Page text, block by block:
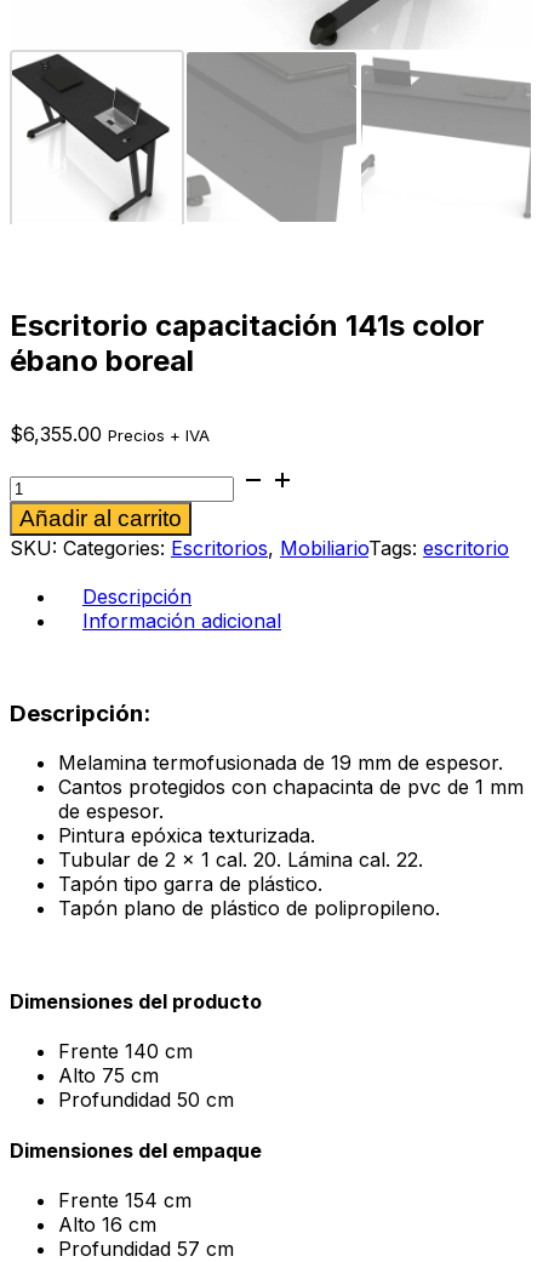
Escritorio capacitación 141s color
ébano boreal
$6,355.00 Precios + IVA
Escritorio
capacitación
141s
color
ébano
cantidad
Añadir al carrito
SKU: Categories: Escritorios, MobiliarioTags: escritorio
Descripción
Información adicional
Descripción:
Melamina termofusionada de 19 mm de espesor.
Cantos protegidos con chapacinta de pvc de 1 mm
de espesor.
Pintura epóxica texturizada.
Tubular de 2 x 1 cal. 20. Lámina cal. 22.
Tapón tipo garra de plástico.
Tapón plano de plástico de polipropileno.
Dimensiones del producto
Frente 140 cm
Alto 75 cm
Profundidad 50 cm
Dimensiones del empaque
Frente 154 cm
Alto 16 cm
Profundidad 57 cm